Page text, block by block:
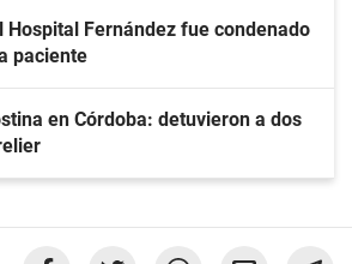
Hospital Fernández fue condenado
paciente
en Córdoba: detuvieron a dos